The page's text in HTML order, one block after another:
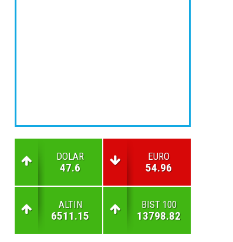
DOLAR
47.6
EURO
54.96
ALTIN
6511.15
BIST 100
13798.82